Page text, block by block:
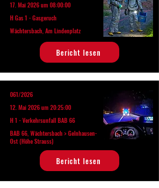
17. Mai 2026 um 08:00:00
H Gas 1 - Gasgeruch
Wächtersbach, Am Lindenplatz
Bericht lesen
061/2026
12. Mai 2026 um 20:25:00
H 1 - Verkehrsunfall BAB 66
BAB 66, Wächtersbach > Gelnhausen-
Ost (Höhe Strauss)
Bericht lesen